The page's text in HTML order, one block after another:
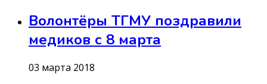
Волонтёры ТГМУ поздравили
медиков с 8 марта
03 марта 2018